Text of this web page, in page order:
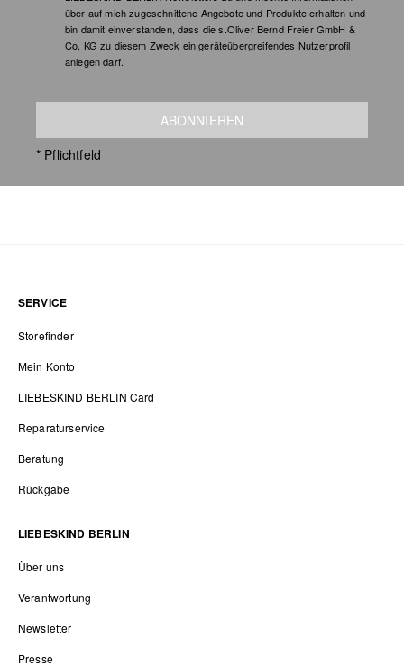
über auf mich zugeschnittene Angebote und Produkte erhalten und
bin damit einverstanden, dass die s.Oliver Bernd Freier GmbH &
Co. KG zu diesem Zweck ein geräteübergreifendes Nutzerprofil
anlegen darf.
ABONNIEREN
* Pflichtfeld
SERVICE
Storefinder
Mein Konto
LIEBESKIND BERLIN Card
Reparaturservice
Beratung
Rückgabe
LIEBESKIND BERLIN
Über uns
Verantwortung
Newsletter
Presse